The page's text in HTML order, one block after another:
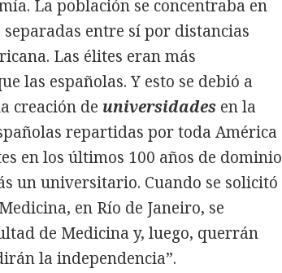
La población se concentraba en
entre sí por distancias
Las élites eran más
las españolas. Y esto se debió a
creación de universidades en la
repartidas por toda América
en los últimos 100 años de dominio
un universitario. Cuando se solicitó
en Río de Janeiro, se
de Medicina y, luego, querrán
la independencia”.